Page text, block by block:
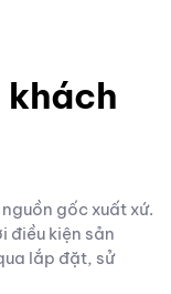
khách
gốc xuất xứ.
điều kiện sản
lắp đặt, sử